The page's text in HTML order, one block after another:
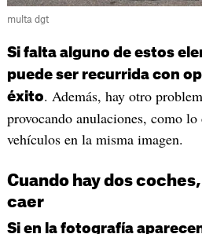
multa dgt
Si falta alguno de estos
puede ser recurrida con
éxito. Además, hay otro
provocando anulaciones, como
vehículos en la misma imagen.
Cuando hay dos
caer
Si en la fotografía